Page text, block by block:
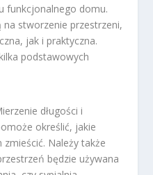
funkcjonalnego domu.
na stworzenie przestrzeni,
jak i praktyczna.
podstawowych
długości i
określić, jakie
zmieścić. Należy także
będzie używana